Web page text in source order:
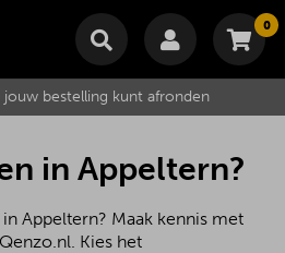
0
is momenteel leeg.
Subtotaal €
Bestellen
bestelling kunt afronden
in Appeltern?
Appeltern? Maak kennis met
Kies het